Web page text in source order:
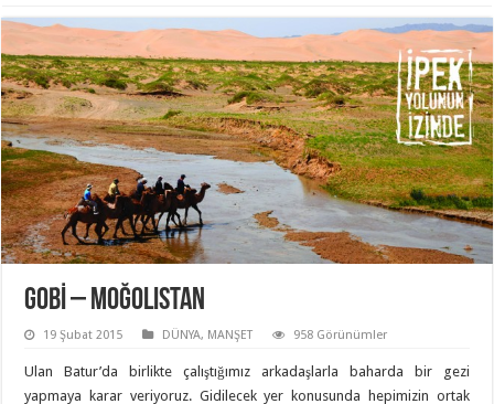
GOBİ – Moğolistan
19 Şubat 2015 DÜNYA, MANŞET 958 Görünümler
Ulan Batur’da birlikte çalıştığımız arkadaşlarla baharda bir gezi
yapmaya karar veriyoruz. Gidilecek yer konusunda hepimizin ortak